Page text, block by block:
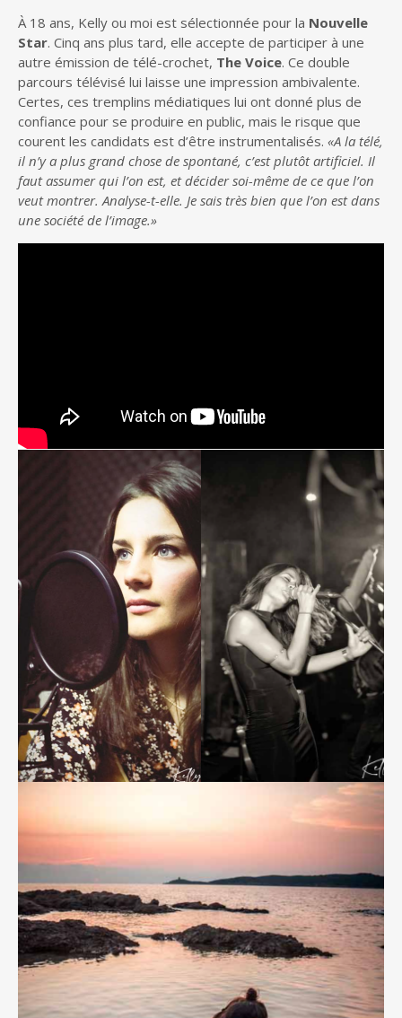
À 18 ans, Kelly ou moi est sélectionnée pour la Nouvelle
Star. Cinq ans plus tard, elle accepte de participer à une
autre émission de télé-crochet, The Voice. Ce double
parcours télévisé lui laisse une impression ambivalente.
Certes, ces tremplins médiatiques lui ont donné plus de
confiance pour se produire en public, mais le risque que
courent les candidats est d’être instrumentalisés. «A la télé,
il n’y a plus grand chose de spontané, c’est plutôt artificiel. Il
faut assumer qui l’on est, et décider soi-même de ce que l’on
veut montrer. Analyse-t-elle. Je sais très bien que l’on est dans
une société de l’image.»